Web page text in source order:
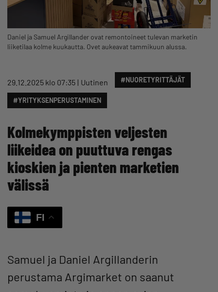
Daniel ja Samuel Argillander ovat remontoineet tulevan marketin
liiketilaa kolme kuukautta. Ovet aukeavat tammikuun alussa.
29.12.2025 klo 07:35 Uutinen #NUORETYRITTÄJÄT
#YRITYKSENPERUSTAMINEN
Kolmekymppisten veljesten
liikeidea on puuttuva rengas
kioskien ja pienten marketien
välissä
FI
Samuel ja Daniel Argillanderin
perustama Argimarket on saanut